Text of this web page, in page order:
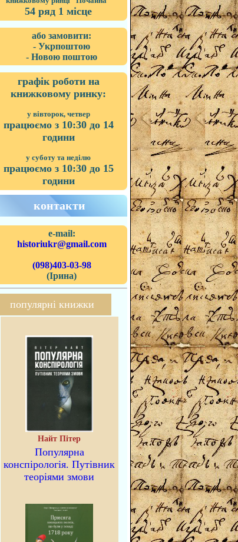
54 ряд 1 місце
або замовити:
- Укрпоштою
- Новою поштою
графік роботи на
книжковому ринку:
у вівторок, четвер
працюємо з 10:30 до 14
години
у суботу та неділю
працюємо з 10:30 до 15
години
контакти
e-mail:
historiukr@gmail.com
(098)403-03-98
(Ірина)
популярні книжки
Найт Пітер
Популярна
конспірологія. Путівник
теоріями змови